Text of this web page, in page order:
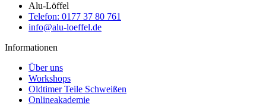
Alu-Löffel
Telefon: 0177 37 80 761
info@alu-loeffel.de
Informationen
Über uns
Workshops
Oldtimer Teile Schweißen
Onlineakademie